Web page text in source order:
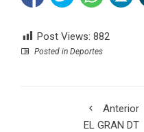
Post Views: 882
Posted in Deportes
Anterior
EL GRAN DT